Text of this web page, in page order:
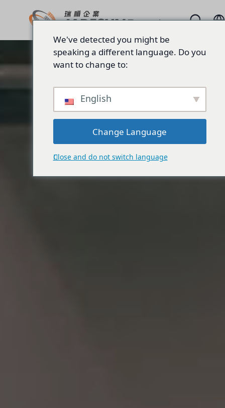
We've detected you might be
speaking a different language. Do you
want to change to:
English
Change Language
Close and do not switch language